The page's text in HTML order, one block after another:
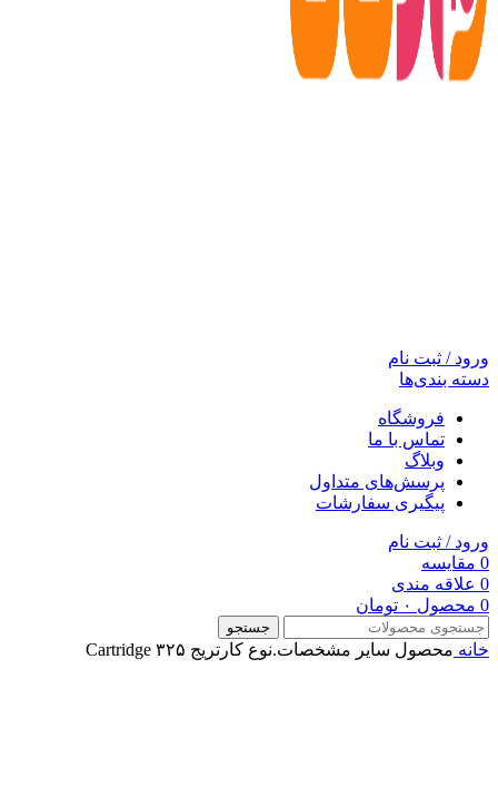
ورود / ثبت نام
دسته بندی‌ها
فروشگاه
تماس با ما
وبلاگ
پرسش‌های متداول
پیگیری سفارشات
ورود / ثبت نام
0 مقایسه
0 علاقه مندی
0 محصول ۰ تومان
جستجو
خانه محصول سایر مشخصات.نوع کارتریج Cartridge ۳۲۵